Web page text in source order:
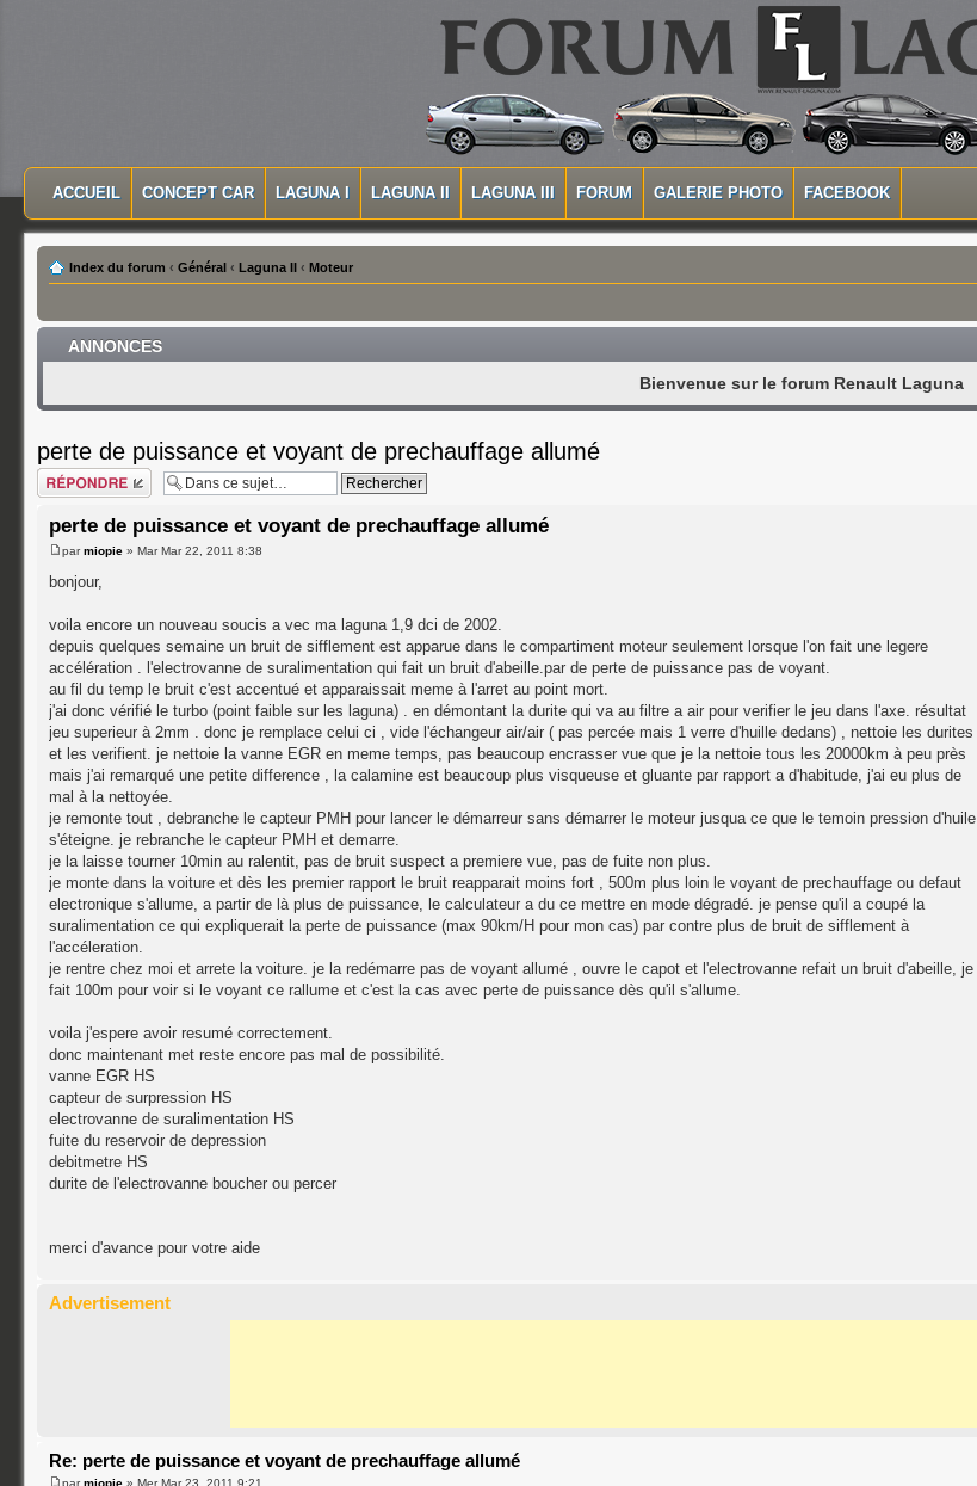
MENU PRINCIPAL
ACCUEIL CONCEPT CAR LAGUNA I LAGUNA II LAGUNA III FORUM GALERIE PHOTO FACEBOOK
Index du forum ‹ Général ‹ Laguna II ‹ Moteur
ANNONCES
Bienvenue sur le forum Renault Laguna
perte de puissance et voyant de prechauffage allumé
Répondre
perte de puissance et voyant de prechauffage allumé
parmiopie » Mar Mar 22, 2011 8:38
bonjour,
voila encore un nouveau soucis a vec ma laguna 1,9 dci de 2002.
depuis quelques semaine un bruit de sifflement est apparue dans le compartiment moteur seulement lorsque l'on fait une legere
accélération . l'electrovanne de suralimentation qui fait un bruit d'abeille.par de perte de puissance pas de voyant.
au fil du temp le bruit c'est accentué et apparaissait meme à l'arret au point mort.
j'ai donc vérifié le turbo (point faible sur les laguna) . en démontant la durite qui va au filtre a air pour verifier le jeu dans l'axe. résultat
jeu superieur à 2mm . donc je remplace celui ci , vide l'échangeur air/air ( pas percée mais 1 verre d'huille dedans) , nettoie les durites
et les verifient. je nettoie la vanne EGR en meme temps, pas beaucoup encrasser vue que je la nettoie tous les 20000km à peu près
mais j'ai remarqué une petite difference , la calamine est beaucoup plus visqueuse et gluante par rapport a d'habitude, j'ai eu plus de
mal à la nettoyée.
je remonte tout , debranche le capteur PMH pour lancer le démarreur sans démarrer le moteur jusqua ce que le temoin pression d'huile
s'éteigne. je rebranche le capteur PMH et demarre.
je la laisse tourner 10min au ralentit, pas de bruit suspect a premiere vue, pas de fuite non plus.
je monte dans la voiture et dès les premier rapport le bruit reapparait moins fort , 500m plus loin le voyant de prechauffage ou defaut
electronique s'allume, a partir de là plus de puissance, le calculateur a du ce mettre en mode dégradé. je pense qu'il a coupé la
suralimentation ce qui expliquerait la perte de puissance (max 90km/H pour mon cas) par contre plus de bruit de sifflement à
l'accéleration.
je rentre chez moi et arrete la voiture. je la redémarre pas de voyant allumé , ouvre le capot et l'electrovanne refait un bruit d'abeille, je
fait 100m pour voir si le voyant ce rallume et c'est la cas avec perte de puissance dès qu'il s'allume.
voila j'espere avoir resumé correctement.
donc maintenant met reste encore pas mal de possibilité.
vanne EGR HS
capteur de surpression HS
electrovanne de suralimentation HS
fuite du reservoir de depression
debitmetre HS
durite de l'electrovanne boucher ou percer
merci d'avance pour votre aide
Advertisement
Re: perte de puissance et voyant de prechauffage allumé
parmiopie » Mer Mar 23, 2011 9:21